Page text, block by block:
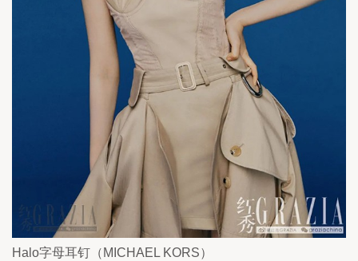
Halo字母耳钉（MICHAEL KORS）